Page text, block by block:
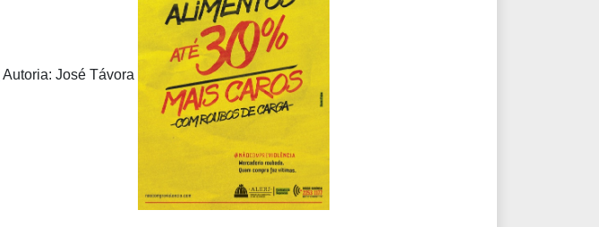
Autoria: José Távora